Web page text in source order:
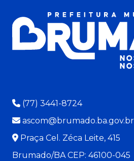
(77) 3441-8724
ascom@brumado.ba.gov.br
Praça Cel. Zéca Leite, 415
Brumado/BA CEP: 46100-045